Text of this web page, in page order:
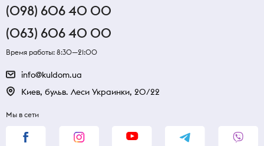
(098) 606 40 00
(063) 606 40 00
Время работы: 8:30—21:00
info@kuldom.ua
Киев, бульв. Леси Украинки, 20/22
Мы в сети